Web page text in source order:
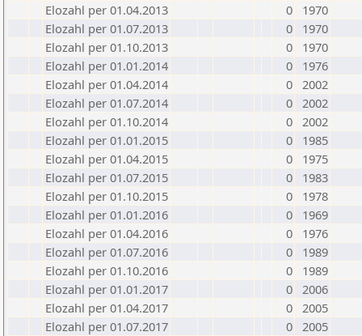
Elozahl per 01.04.2013
0
1970
Elozahl per 01.07.2013
0
1970
Elozahl per 01.10.2013
0
1970
Elozahl per 01.01.2014
0
1976
Elozahl per 01.04.2014
0 2002
Elozahl per 01.07.2014
0 2002
Elozahl per 01.10.2014
0 2002
Elozahl per 01.01.2015
0
1985
Elozahl per 01.04.2015
0
1975
Elozahl per 01.07.2015
0
1983
Elozahl per 01.10.2015
0
1978
Elozahl per 01.01.2016
0
1969
Elozahl per 01.04.2016
0
1976
Elozahl per 01.07.2016
0
1989
Elozahl per 01.10.2016
0
1989
Elozahl per 01.01.2017
0 2006
Elozahl per 01.04.2017
0 2005
Elozahl per 01.07.2017
0 2005